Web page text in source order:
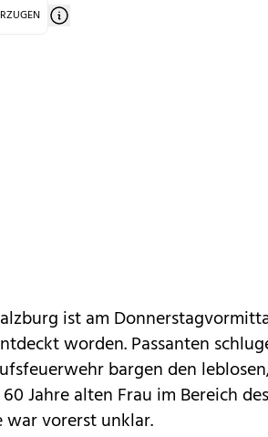
ist am
worden. Passanten
bargen den
Jahre alten Frau im Bereich des
war vorerst unklar.